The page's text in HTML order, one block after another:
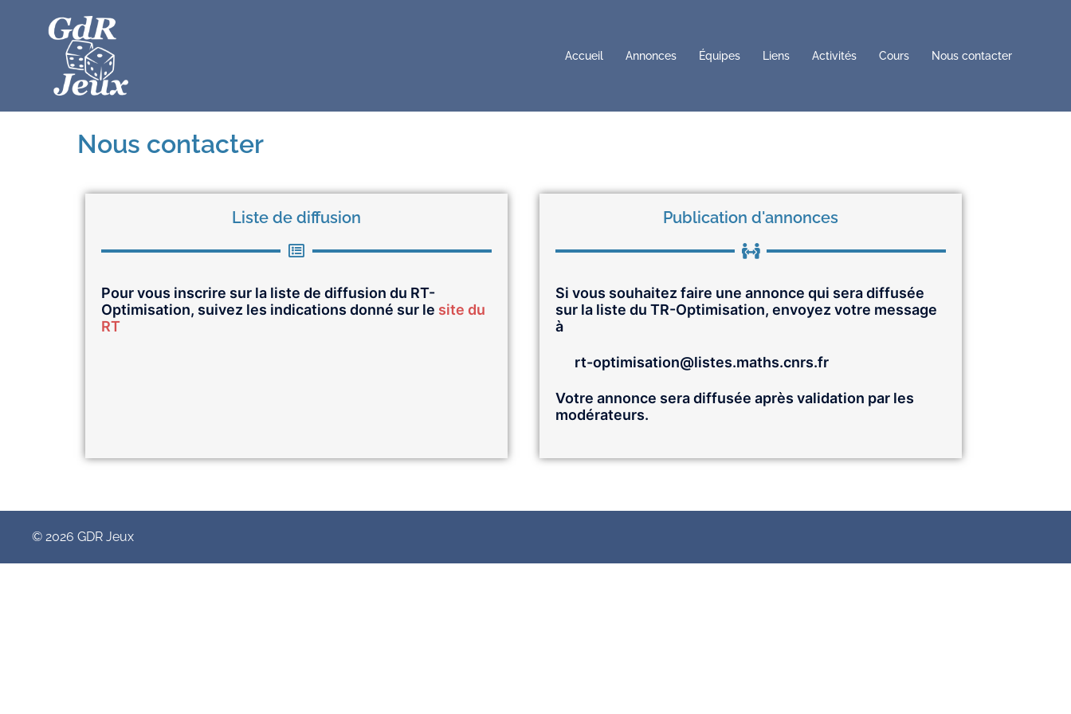
Accueil Annonces Équipes Liens Activités Cours Nous contacter
Nous contacter
Liste de diffusion
Pour vous inscrire sur la liste de diffusion du RT-
Optimisation, suivez les indications donné sur le site du
RT
Publication d'annonces
Si vous souhaitez faire une annonce qui sera diffusée
sur la liste du TR-Optimisation, envoyez votre message
à
rt-optimisation@listes.maths.cnrs.fr
Votre annonce sera diffusée après validation par les
modérateurs.
© 2026 GDR Jeux